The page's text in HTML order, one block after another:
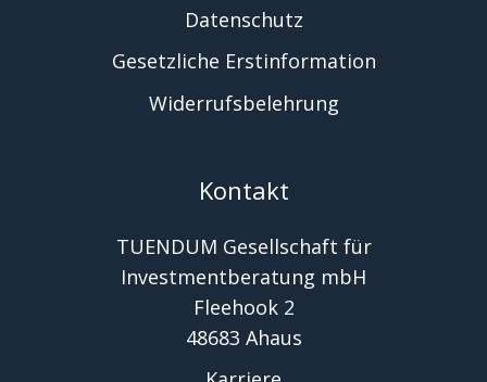
Datenschutz
Gesetzliche Erstinformation
Widerrufsbelehrung
Kontakt
TUENDUM Gesellschaft für
Investmentberatung mbH
Fleehook 2
48683 Ahaus